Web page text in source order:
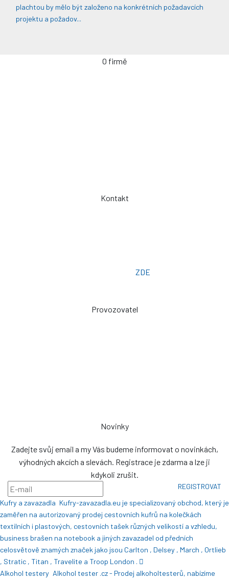
plachtou by mělo být založeno na konkrétních požadavcích
projektu a požadov...
O firmě
Kontakt
ZDE
Provozovatel
Novinky
Zadejte svůj email a my Vás budeme informovat o novinkách,
výhodných akcích a slevách. Registrace je zdarma a lze ji
kdykoli zrušit.
REGISTROVAT
Kufry a zavazadla Kufry-zavazadla.eu je specializovaný obchod, který je
zaměřen na autorizovaný prodej cestovních kufrů na kolečkách
textilních i plastových, cestovních tašek různých velikostí a vzhledu,
business brašen na notebook a jiných zavazadel od předních
celosvětově znamých značek jako jsou Carlton , Delsey , March , Ortlieb
, Stratic , Titan , Travelite a Troop London .
Alkohol testery Alkohol tester .cz - Prodej alkoholtesterů, nabízíme